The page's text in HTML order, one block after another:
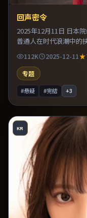
回声密令
2025年12月11日 日本
普通人在时代浪潮中的
与特写交替强化压迫感
构图。
112K 2025-12-11
专题
#悬疑 #完结 +3
KR